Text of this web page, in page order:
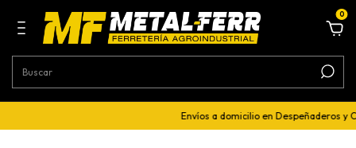
0
Envíos a domicilio en Despeñaderos y